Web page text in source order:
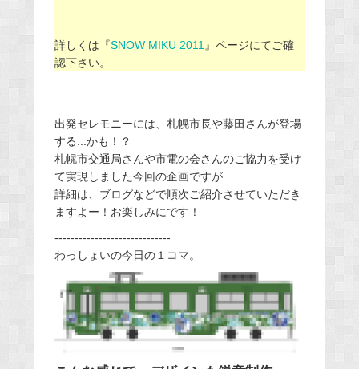
詳しくは『SNOW MIKU 2011 』ページにてご確
認下さい。
出発セレモニーには、札幌市長や藤田さんが登場
する...かも！？
札幌市交通局さんや市電の会さんのご協力を受け
て実現しました今回の企画ですが
詳細は、ブログなどで順次ご紹介させていただき
ますよー！お楽しみにです！
-----------------------------
わっしょいの今日の１コマ。